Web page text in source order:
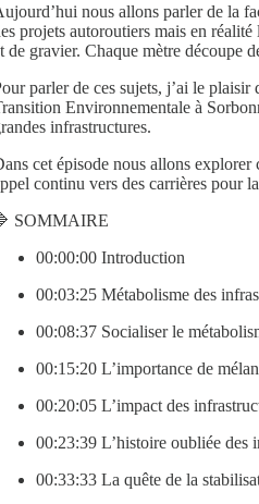
nous allons parler de la
projets autoroutiers mais en
de gravier. Chaque mètre découpe
parler de ces sujets, j’ai le
Environnementale à
infrastructures.
cet épisode nous allons explorer
continu vers des carrières pour
SOMMAIRE
00:00:00 Introduction
00:03:25 Métabolisme des
00:08:37 Socialiser le
00:15:20 L’importance de
00:20:05 L’impact des
00:23:39 L’histoire oubliée des
00:33:33 La quête de la